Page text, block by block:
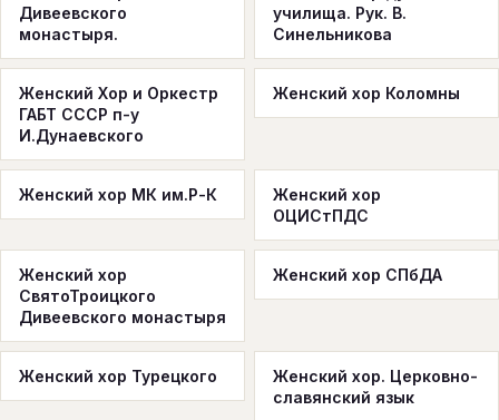
Дивеевского
монастыря.
училища. Рук. В.
Синельникова
Женский Хор и Оркестр
ГАБТ СССР п-у
И.Дунаевского
Женский хор Коломны
Женский хор МК им.Р-К
Женский хор
ОЦИСтПДС
Женский хор
СвятоТроицкого
Дивеевского монастыря
Женский хор СПбДА
Женский хор Турецкого
Женский хор. Церковно-
славянский язык